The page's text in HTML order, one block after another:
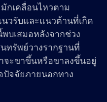
กเคลื่อนไหวตาม
วรับและแนวต้านที่เกิด
บเสมอหลังจากช่วง
ทรัพย์วางรากฐานที่
จะขาขึ้นหรือขาลงขึ้นอยู่
จจัยภายนอกทาง